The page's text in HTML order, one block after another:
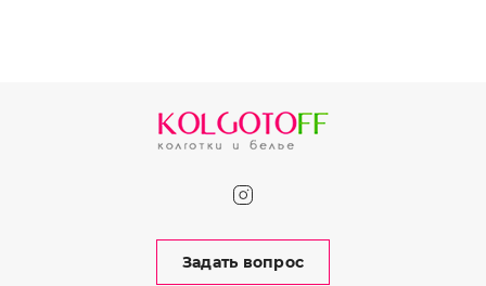
Задать вопрос